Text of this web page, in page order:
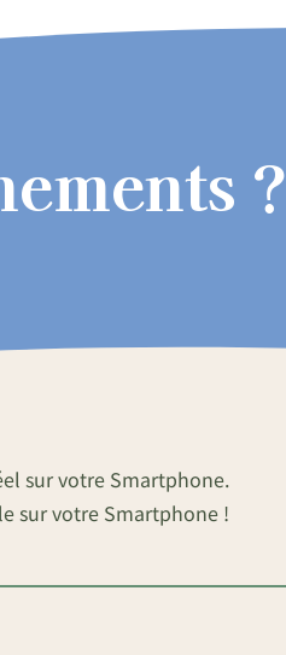
?
sur votre Smartphone.
sur votre Smartphone !